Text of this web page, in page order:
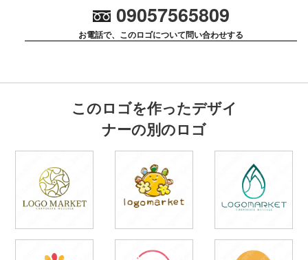
09057565809
お電話で、このロゴについて問い合わせする
このロゴを作ったデザイ
ナーの別のロゴ